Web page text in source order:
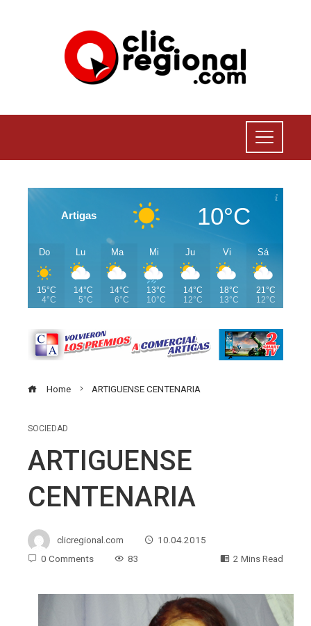
Artigas 10°C
Do
15°C
4°C
Lu
14°C
5°C
Ma
14°C
6°C
Mi
13°C
10°C
Ju
14°C
12°C
Vi
18°C
13°C
Sá
21°C
12°C
Home ARTIGUENSE CENTENARIA
SOCIEDAD
ARTIGUENSE
CENTENARIA
clicregional.com
10.04.2015
0 Comments
83 2 Mins Read